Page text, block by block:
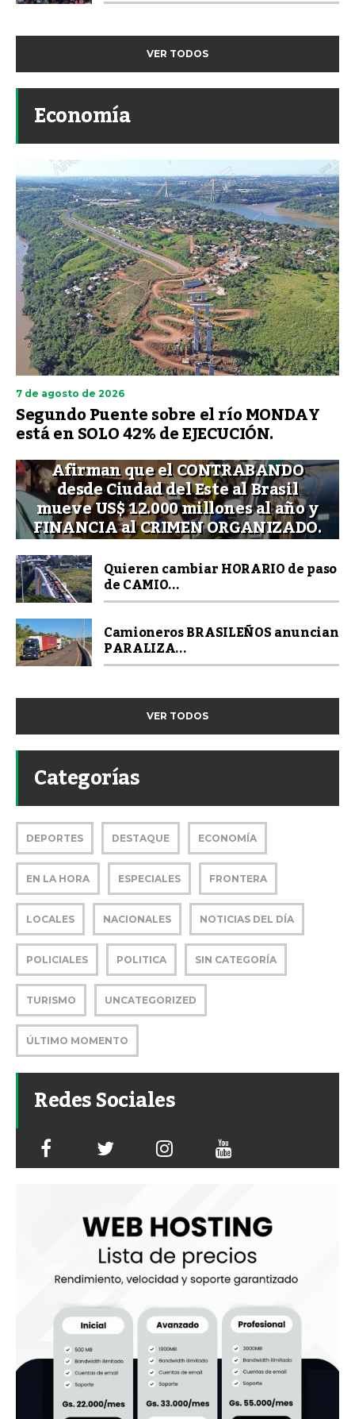
VER TODOS
Economía
7 de agosto de 2026
Segundo Puente sobre el río MONDAY
está en SOLO 42% de EJECUCIÓN.
Afirman que el CONTRABANDO
desde Ciudad del Este al Brasil
mueve US$ 12.000 millones al año y
FINANCIA al CRIMEN ORGANIZADO.
Quieren cambiar HORARIO de paso
de CAMIO...
Camioneros BRASILEÑOS anuncian
PARALIZA...
VER TODOS
Categorías
DEPORTES DESTAQUE ECONOMÍA
EN LA HORA ESPECIALES FRONTERA
LOCALES NACIONALES NOTICIAS DEL DÍA
POLICIALES POLITICA SIN CATEGORÍA
TURISMO UNCATEGORIZED
ÚLTIMO MOMENTO
Redes Sociales